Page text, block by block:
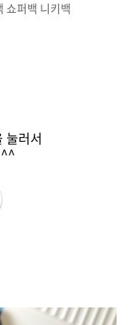
쇼퍼백 니키백
눌러서